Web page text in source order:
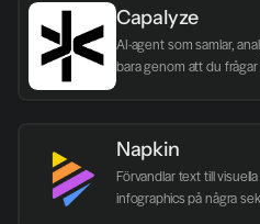
Capalyze
AI-agent som samlar,
bara genom att du
Napkin
Förvandlar text till
infographics på några